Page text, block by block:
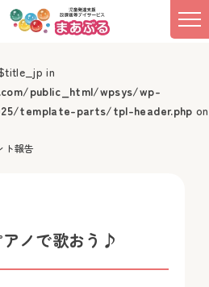
in
public_html/wpsys/wp-
template-parts/tpl-header.php on
ト報告
ノで歌おう♪